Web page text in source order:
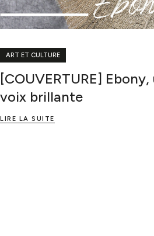
ART ET CULTURE
[COUVERTURE]
voix brillante
LIRE LA SUITE